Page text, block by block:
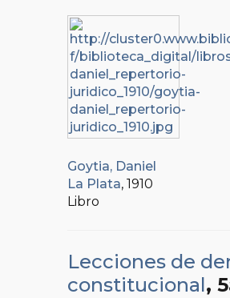
Goytia, Daniel
La Plata, 1910
Libro
Lecciones de
constitucional,